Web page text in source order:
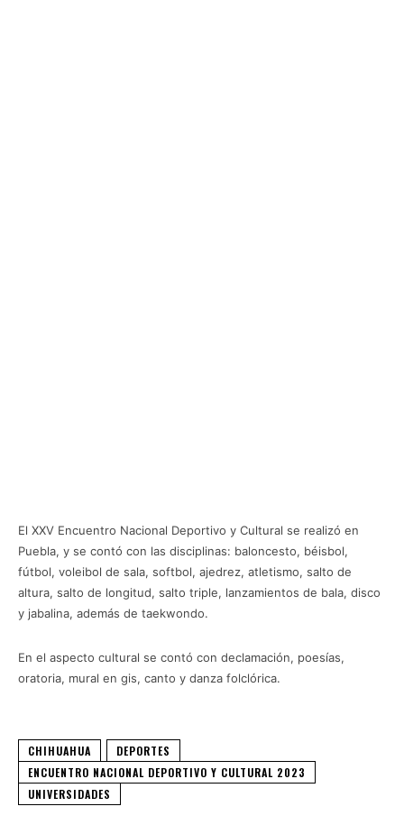
El XXV Encuentro Nacional Deportivo y Cultural se realizó en
Puebla, y se contó con las disciplinas: baloncesto, béisbol,
fútbol, voleibol de sala, softbol, ajedrez, atletismo, salto de
altura, salto de longitud, salto triple, lanzamientos de bala, disco
y jabalina, además de taekwondo.
En el aspecto cultural se contó con declamación, poesías,
oratoria, mural en gis, canto y danza folclórica.
CHIHUAHUA
DEPORTES
ENCUENTRO NACIONAL DEPORTIVO Y CULTURAL 2023
UNIVERSIDADES